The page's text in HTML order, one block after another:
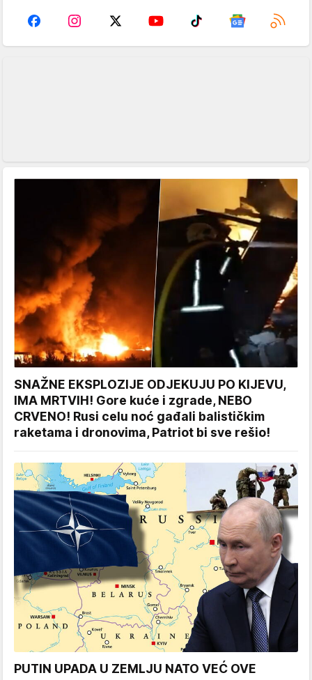
SNAŽNE EKSPLOZIJE ODJEKUJU PO KIJEVU,
IMA MRTVIH! Gore kuće i zgrade, NEBO
CRVENO! Rusi celu noć gađali balističkim
raketama i dronovima, Patriot bi sve rešio!
PUTIN UPADA U ZEMLJU NATO VEĆ OVE